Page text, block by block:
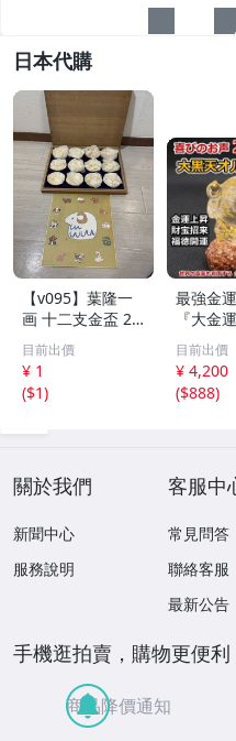
日本代購
【v095】葉隆一
画 十二支金盃 24
K GP 金メッキ 12
点セット 干支 色
紙付き 縁起物 酒
器 共箱付 伝統工
目前出價
¥ 1
($1)
最強金
『大金
（だい
オルゴ
5cm』
開運の
目前出價
¥ 4,200
($888)
關於我們
新聞中心
服務說明
客服中
常見問答
聯絡客服
最新公告
手機逛拍賣，購物更便利
商品降價通知